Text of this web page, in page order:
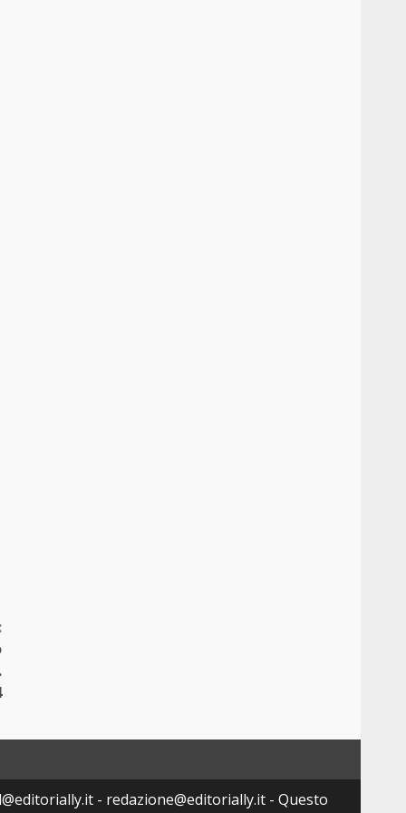
- redazione@editorially.it - Questo